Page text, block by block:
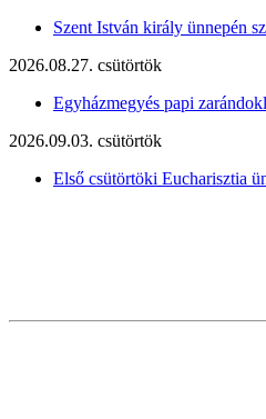
Szent István király ünnepén
2026.08.27. csütörtök
Egyházmegyés papi
2026.09.03. csütörtök
Első csütörtöki Eucharisztia